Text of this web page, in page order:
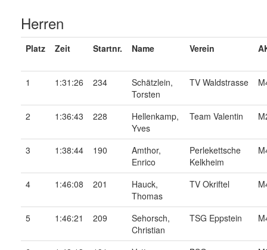
Herren
Platz Zeit Startnr. Name Verein
1 1:31:26 234
Schätzlein,
Torsten
TV Waldstrasse
2 1:36:43 228
Hellenkamp,
Yves
Team Valentin
3 1:38:44 190
Amthor,
Enrico
Perlekettsche
Kelkheim
4 1:46:08 201
Hauck,
Thomas
TV Okriftel
5 1:46:21 209
Sehorsch,
Christian
TSG Eppstein